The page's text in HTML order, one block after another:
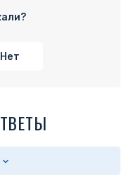
Нет